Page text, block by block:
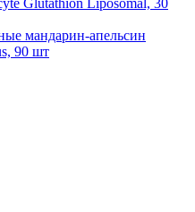
мандарин-апельсин
90 шт